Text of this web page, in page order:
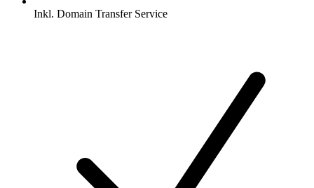
Inkl. Domain Transfer Service